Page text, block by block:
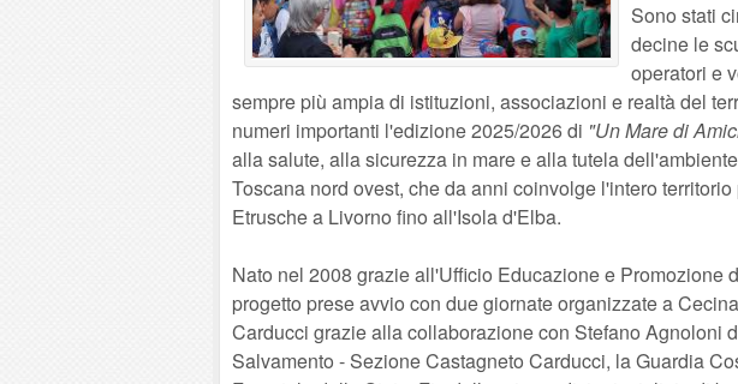
Sono stati
decine le
operatori e
sempre più ampia di istituzioni, associazioni e realtà del
numeri importanti l'edizione 2025/2026 di "Un Mare di
alla salute, alla sicurezza in mare e alla tutela
Toscana nord ovest, che da anni coinvolge l'intero
Etrusche a Livorno fino all'Isola d'Elba.
Nato nel 2008 grazie all'Ufficio Educazione e Promozione
progetto prese avvio con due giornate organizzate a
Carducci grazie alla collaborazione con Stefano Agnoloni
Salvamento - Sezione Castagneto Carducci, la Guardia